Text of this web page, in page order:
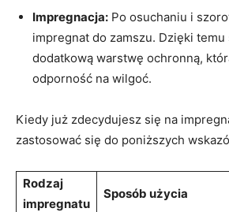
Impregnacja: Po osuchaniu i
impregnat do zamszu. Dzięki
dodatkową warstwę ochronną,
odporność na wilgoć.
Kiedy już zdecydujesz się na
zastosować się do poniższych
Rodzaj
impregnatu
Sposób użycia